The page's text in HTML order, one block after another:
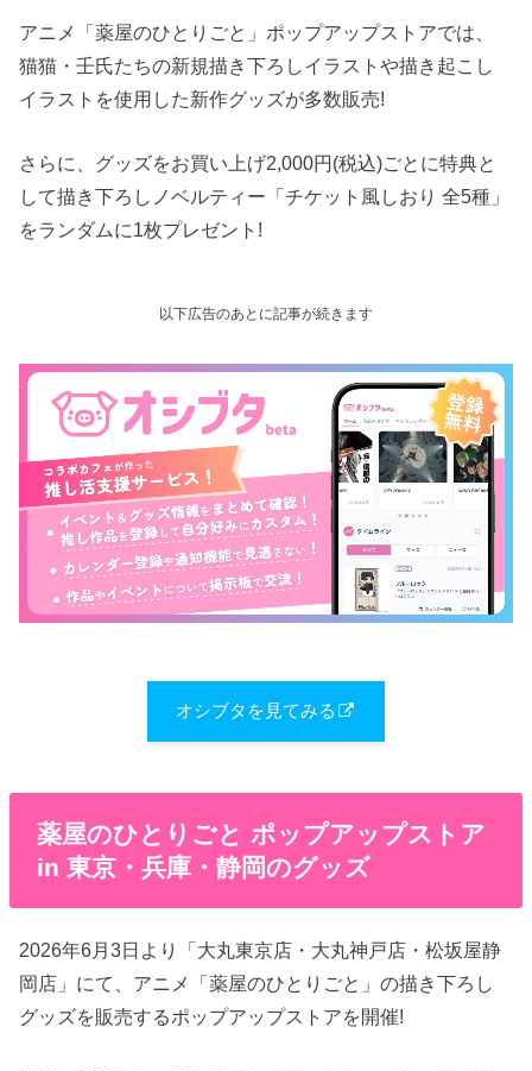
アニメ「薬屋のひとりごと」ポップアップストアでは、
猫猫・壬氏たちの新規描き下ろしイラストや描き起こし
イラストを使用した新作グッズが多数販売!
さらに、グッズをお買い上げ2,000円(税込)ごとに特典と
して描き下ろしノベルティー「チケット風しおり 全5種」
をランダムに1枚プレゼント!
以下広告のあとに記事が続きます
オシブタを見てみる
薬屋のひとりごと ポップアップストア
in 東京・兵庫・静岡のグッズ
2026年6月3日より「大丸東京店・大丸神戸店・松坂屋静
岡店」にて、アニメ「薬屋のひとりごと」の描き下ろし
グッズを販売するポップアップストアを開催!